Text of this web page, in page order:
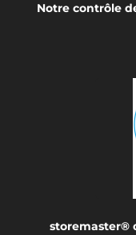
Notre contrôle
storemaster®